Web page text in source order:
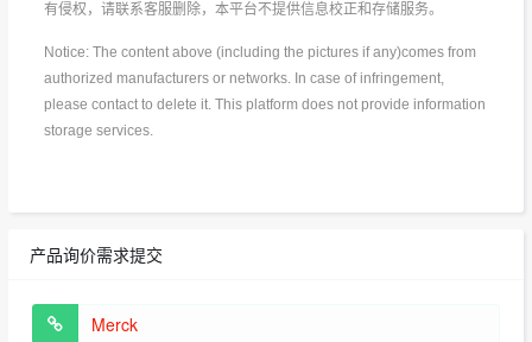
有侵权，请联系客服删除，本平台不提供信息校正和存储服务。
Notice: The content above (including the pictures if any)comes from
authorized manufacturers or networks. In case of infringement,
please contact to delete it. This platform does not provide information
storage services.
产品询价需求提交